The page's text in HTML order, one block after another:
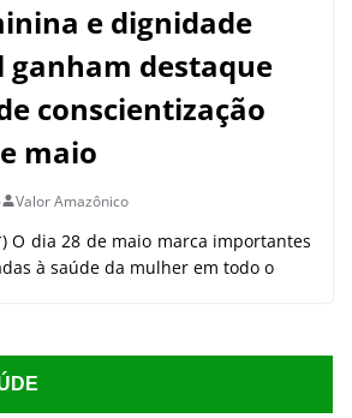
e dignidade
destaque
conscientização
maio
Valor Amazônico
O dia 28 de maio marca importantes
à saúde da mulher em todo o